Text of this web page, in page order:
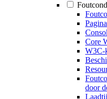
Core
W3C-
door